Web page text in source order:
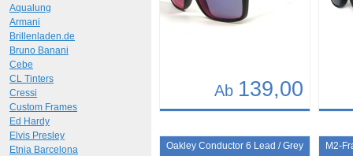
Ab 139,00
Art.-Nr.: 9272 Art.-
Oakley Conductor 6 Lead / Grey M2-
Aqualung
Armani
Brillenladen.de
Bruno Banani
Cebe
CL Tinters
Cressi
Custom Frames
Ed Hardy
Elvis Presley
Etnia Barcelona